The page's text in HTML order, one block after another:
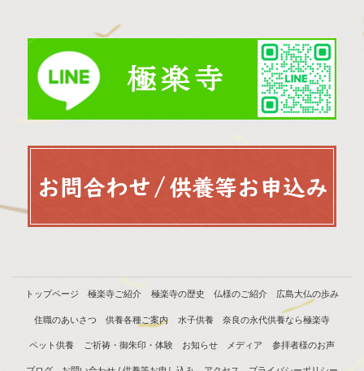
トップページ 極楽寺ご紹介 極楽寺の歴史 仏様のご紹介 広島大仏の歩み
住職のあいさつ 供養各種ご案内 水子供養 奈良の永代供養なら極楽寺
ペット供養 ご祈祷・御朱印・体験 お知らせ メディア 参拝者様のお声